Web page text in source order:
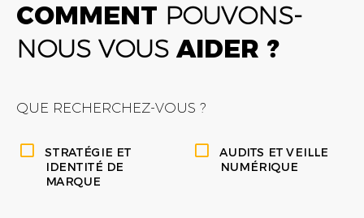
COMMENT POUVONS-
NOUS VOUS AIDER ?
QUE RECHERCHEZ-VOUS ?
STRATÉGIE ET
IDENTITÉ DE
MARQUE
AUDITS ET VEILLE
NUMÉRIQUE